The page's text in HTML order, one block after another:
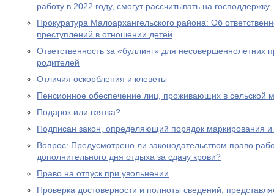
работу в 2022 году, смогут рассчитывать на господдержку
Прокуратура Малоархангельского района: Об
преступлений в отношении детей
Ответственность за «буллинг» для несовершеннолетних
родителей
Отличия оскорбления и клеветы
Пенсионное обеспечение лиц, проживающих в сельской
Подарок или взятка?
Подписан закон, определяющий порядок маркирования и
Вопрос: Предусмотрено ли законодательством право
дополнительного дня отдыха за сдачу крови?
Право на отпуск при увольнении
Проверка достоверности и полноты сведений,